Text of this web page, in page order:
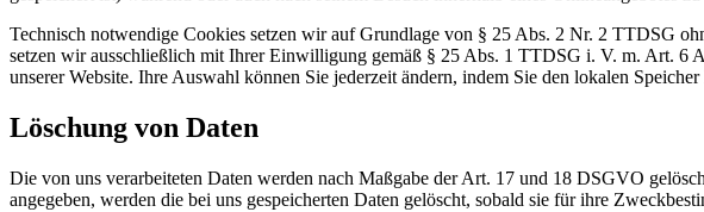
Technisch notwendige Cookies setzen wir auf Grundlage von § 25 Abs. 2 Nr. 2 TTDSG
setzen wir ausschließlich mit Ihrer Einwilligung gemäß § 25 Abs. 1 TTDSG i. V. m. Art. 6
unserer Website. Ihre Auswahl können Sie jederzeit ändern, indem Sie den lokalen
Löschung von Daten
Die von uns verarbeiteten Daten werden nach Maßgabe der Art. 17 und 18 DSGVO
angegeben, werden die bei uns gespeicherten Daten gelöscht, sobald sie für ihre